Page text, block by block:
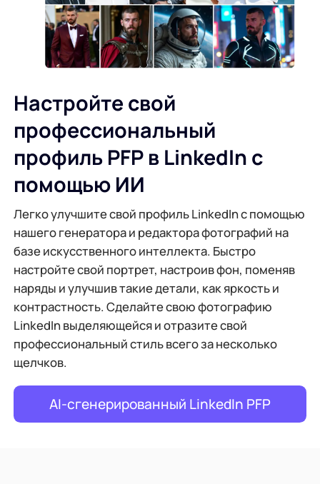
Настройте свой
профессиональный
профиль PFP в LinkedIn с
помощью ИИ
Легко улучшите свой профиль LinkedIn с помощью
нашего генератора и редактора фотографий на
базе искусственного интеллекта. Быстро
настройте свой портрет, настроив фон, поменяв
наряды и улучшив такие детали, как яркость и
контрастность. Сделайте свою фотографию
LinkedIn выделяющейся и отразите свой
профессиональный стиль всего за несколько
щелчков.
AI-сгенерированный LinkedIn PFP